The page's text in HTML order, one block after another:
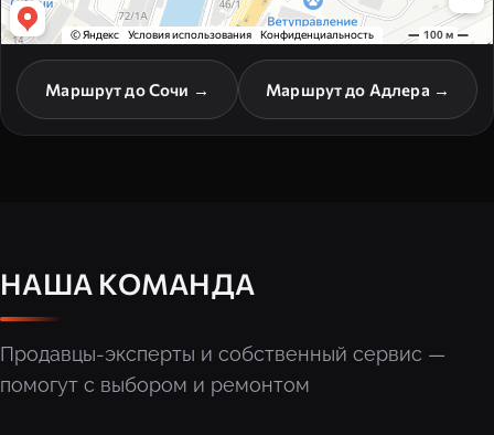
Маршрут до Сочи → Маршрут до Адлера →
НАША КОМАНДА
Продавцы-эксперты и собственный сервис —
помогут с выбором и ремонтом